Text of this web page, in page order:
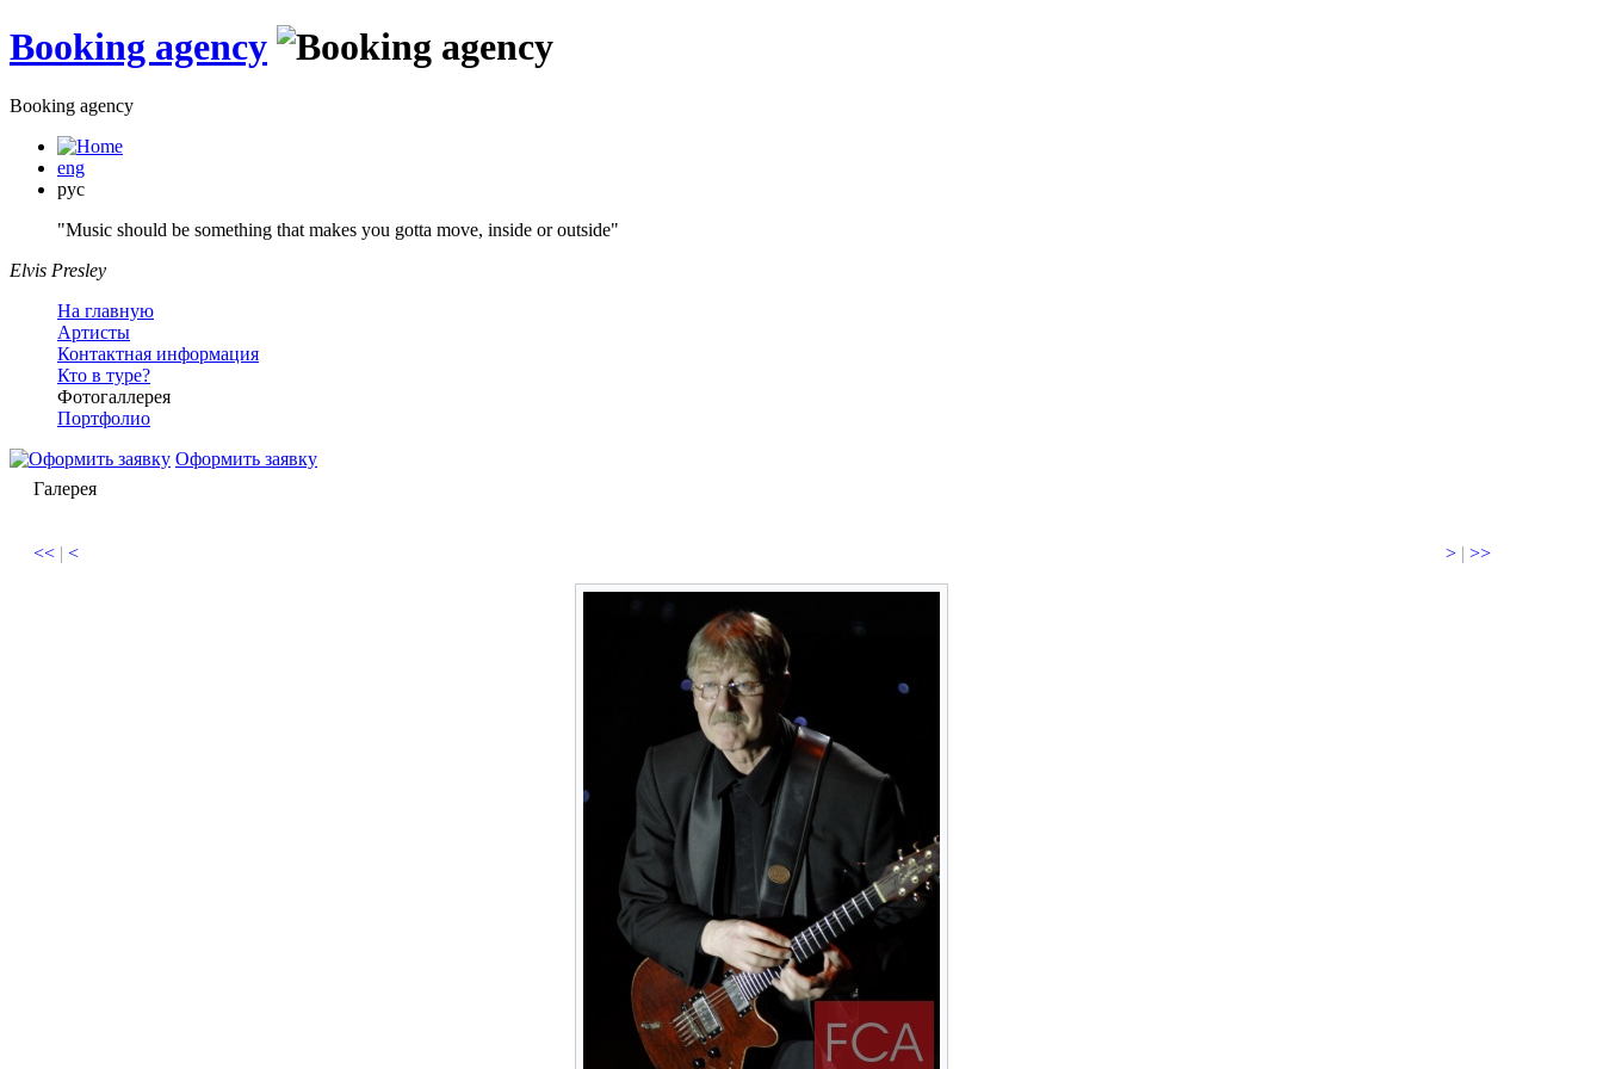
Booking agency
Booking agency
eng
рус
"Music should be something that makes you gotta move, inside or outside"
Elvis Presley
На главную
Артисты
Контактная информация
Кто в туре?
Фотогаллерея
Портфолио
Оформить заявку
Галерея
<< | < > | >>